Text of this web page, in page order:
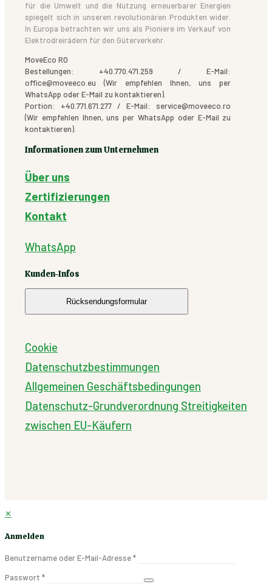
für die Umwelt und die Nutzung erneuerbarer Energien
spiegelt sich in unseren revolutionären Produkten wider.
In Europa betrachten wir uns als Pioniere im Verkauf von
Elektrodreirädern für den Güterverkehr.
MoveEco RO
Bestellungen: +40.770.471.259 / E-Mail:
office@moveeco.eu (Wir empfehlen Ihnen, uns per
WhatsApp oder E-Mail zu kontaktieren).
Portion: +40.771.671.277 / E-Mail: service@moveeco.ro
(Wir empfehlen Ihnen, uns per WhatsApp oder E-Mail zu
kontaktieren).
Informationen zum Unternehmen
Über uns
Zertifizierungen
Kontakt
WhatsApp
Kunden-Infos
Rücksendungsformular
Cookie
Datenschutzbestimmungen
Allgemeinen Geschäftsbedingungen
Datenschutz-Grundverordnung Streitigkeiten
zwischen EU-Käufern
✕
Anmelden
Benutzername oder E-Mail-Adresse*
Passwort *